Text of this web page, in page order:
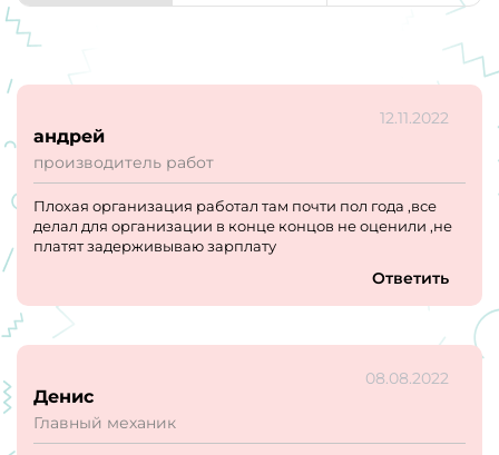
12.11.2022
андрей
производитель работ
Плохая организация работал там почти пол года ,все
делал для организации в конце концов не оценили ,не
платят задерживываю зарплату
Ответить
08.08.2022
Денис
Главный механик